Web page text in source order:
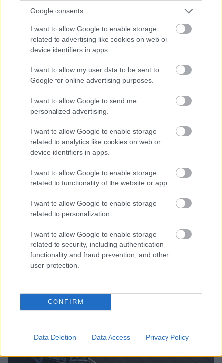
Google consents
I want to allow Google to enable storage
related to advertising like cookies on web or
device identifiers in apps.
I want to allow my user data to be sent to
Google for online advertising purposes.
I want to allow Google to send me
personalized advertising.
I want to allow Google to enable storage
related to analytics like cookies on web or
device identifiers in apps.
I want to allow Google to enable storage
related to functionality of the website or app.
I want to allow Google to enable storage
related to personalization.
I want to allow Google to enable storage
related to security, including authentication
functionality and fraud prevention, and other
user protection.
CONFIRM
Data Deletion Data Access Privacy Policy
Balogh Tamás
Nem tud úrrá lenni a fékproblémákon a Cadillac
Hiába hoztak az F1-es Magyar Nagydíjra fejlesztést is hozzá,
továbbra is szenvednek a fékhűtési problémáktól a Cadillacnél –
ismerte el Valtteri Bottas. A gond a leglátványosabban
Spielbergben ütötte fel a fejét, amikor mindkét autó kiesett
emiatt az első körökben. Ezért a Formula-1 új csapata a
Hungaroringre már új fékhűtő csatornával készült, de a
kanyarokkal tűzdelt mogyoródi pálya és a hőség ismét előhozta
a problémát, így Bottas kiállni kényszerült.
A finn elismerte: a Magyar Nagydíjon bebizonyosodott, hogy
újítás ide vagy oda, nagyobb légáramlásra van szükség a
„A fékek egyszerűen túlmelegednek, és eljutunk arra a pontra,
amikor belül minden elkezd égni. És ez nyilván mindent
tönkretesz. Tulajdonképpen a bevezető körömben teljesen
kellett a bokszbejárati fal mellett megállnom az autóval.”